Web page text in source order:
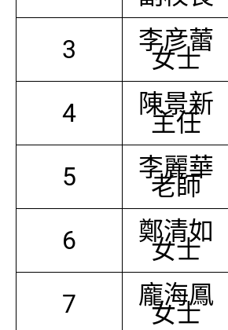
3 李彦蕾
女士
4 陳景新
主任
5 李麗華
老師
6 鄭清如
女士
7 龐海鳳
女士